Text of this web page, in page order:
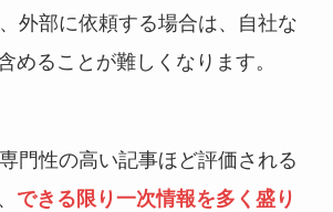
外部に依頼する場合は、自社な
めることが難しくなります。
門性の高い記事ほど評価される
できる限り一次情報を多く盛り